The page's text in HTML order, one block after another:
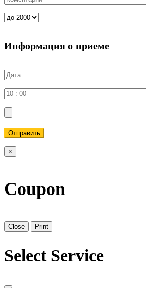
Информация о приеме
Отправить
×
Coupon
Close Print
Select Service